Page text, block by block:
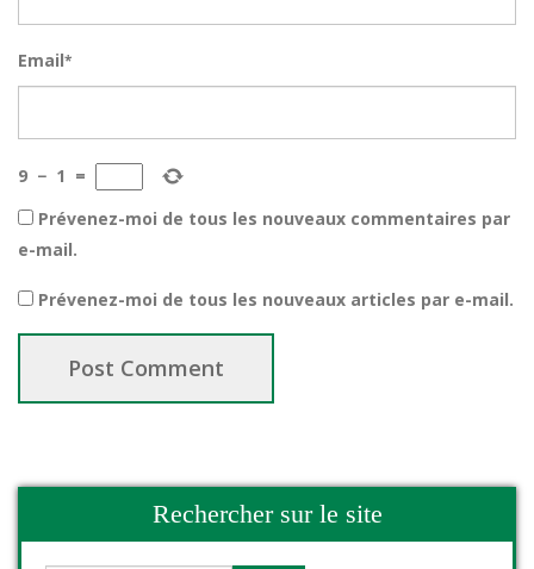
Email*
9 − 1 =
Prévenez-moi de tous les nouveaux commentaires par
e-mail.
Prévenez-moi de tous les nouveaux articles par e-mail.
Rechercher sur le site